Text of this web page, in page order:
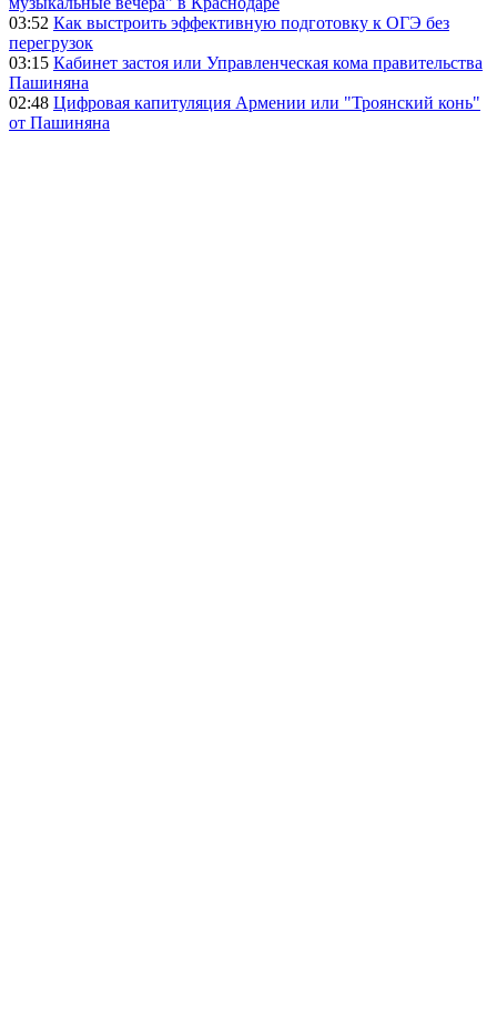
03:52 Как выстроить эффективную подготовку к ОГЭ без
перегрузок
03:15 Кабинет застоя или Управленческая кома правительства
Пашиняна
02:48 Цифровая капитуляция Армении или "Троянский конь"
от Пашиняна